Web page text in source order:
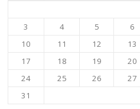
3
4 5 6
10
11 12 13
17
18 19 20
24
25 26 27
31